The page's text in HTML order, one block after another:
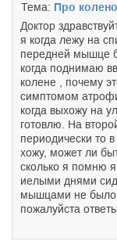
Тема: Про колено
Доктор
я когда лежу на
передней мышце
когда поднимаю
колене , почему
симптомом
когда выхожу на
готовлю. На
периодически то
хожу, может ли
сколько я помню
иелыми днями
мышцами не было,
пожалуйста